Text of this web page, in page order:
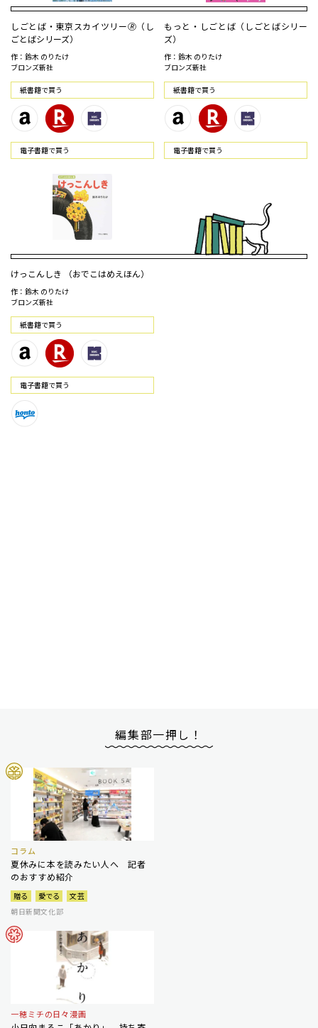
しごとば・東京スカイツリー🄬（し
ごとばシリーズ）
作：鈴木 のりたけ
ブロンズ新社
紙書籍で買う
電⼦書籍で買う
もっと・しごとば（しごとばシリー
ズ）
作：鈴木 のりたけ
ブロンズ新社
紙書籍で買う
電⼦書籍で買う
けっこんしき （おでこはめえほん）
作：鈴木 のりたけ
ブロンズ新社
紙書籍で買う
電⼦書籍で買う
編集部一押し！
コラム
夏休みに本を読みたい人へ 記者
のおすすめ紹介
贈る 愛でる
文芸
朝日新聞文化部
一穂ミチの日々漫画